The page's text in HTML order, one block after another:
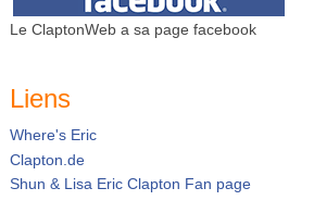
Le ClaptonWeb a sa page facebook
Liens
Where's Eric
Clapton.de
Shun & Lisa Eric Clapton Fan page